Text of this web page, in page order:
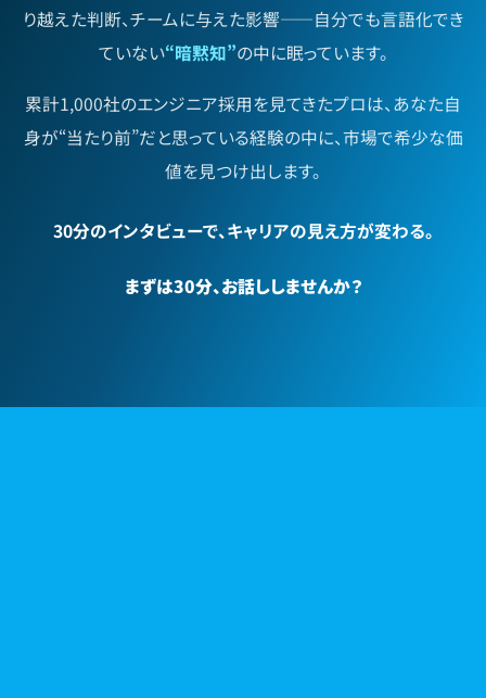
り越えた判断、チームに与えた影響——自分でも言語化でき
ていない“暗黙知”の中に眠っています。
累計1,000社のエンジニア採用を見てきたプロは、あなた自
身が“当たり前”だと思っている経験の中に、市場で希少な価
値を見つけ出します。
30分のインタビューで、キャリアの見え方が変わる。
まずは30分、お話ししませんか？